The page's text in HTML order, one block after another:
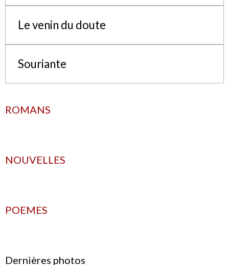
Le venin du doute
Souriante
ROMANS
NOUVELLES
POEMES
Dernières photos